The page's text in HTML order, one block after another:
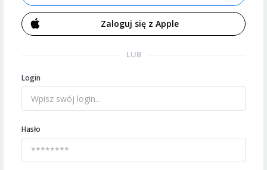
Zaloguj się z Apple
LUB
Login
Hasło